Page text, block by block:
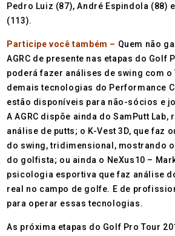
Pedro Luiz (87), André Espindola (88)
(113).
Participe você também – Quem não
AGRC de presente nas etapas do Golf
poderá fazer análises de swing com o
demais tecnologias do Performance
estão disponíveis para não-sócios e
A AGRC dispõe ainda do SamPutt Lab,
análise de putts; o K-Vest 3D, que faz
do swing, tridimensional, mostrando
do golfista; ou ainda o NeXus10 –
psicologia esportiva que faz análise
real no campo de golfe. E de
para operar essas tecnologias.
As próxima etapas do Golf Pro Tour